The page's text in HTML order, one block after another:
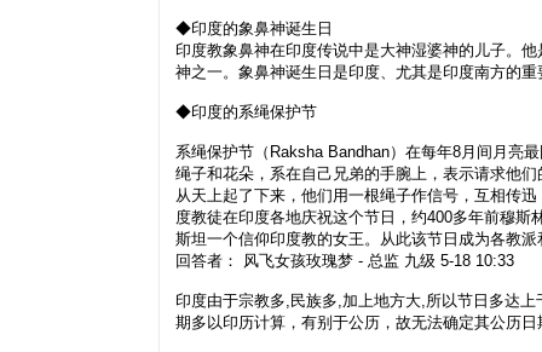
◆印度的象鼻神诞生日
印度教象鼻神在印度传说中是大神湿婆神的儿子。
神之一。象鼻神诞生日是印度、尤其是印度南方的重
◆印度的系绳保护节
系绳保护节（Raksha Bandhan）在每年8月间月亮
绳子和花朵，系在自己兄弟的手腕上，表示请求他
从天上起了下来，他们用一根绳子作信号，互相传
度教徒在印度各地庆祝这个节日，约400多年前穆
斯坦一个信仰印度教的女王。从此该节日成为各教
回答者： 风飞女孩玫瑰梦 - 总监 九级 5-18 10:33
印度由于宗教多,民族多,加上地方大,所以节日多达
期多以印历计算，有别于公历，故无法确定其公历